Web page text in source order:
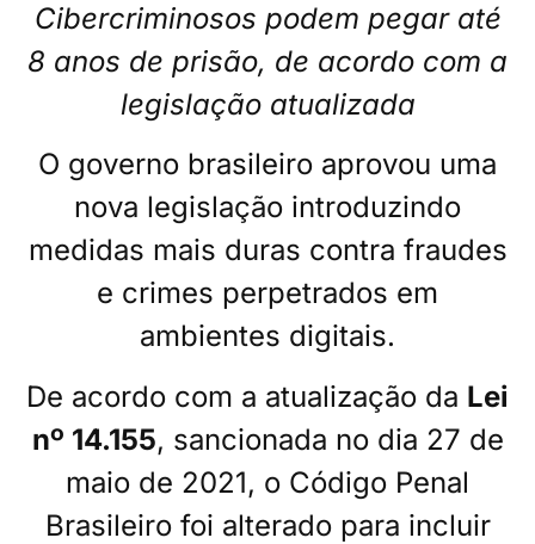
Cibercriminosos podem pegar até
8 anos de prisão, de acordo com a
legislação atualizada
O governo brasileiro aprovou uma
nova legislação introduzindo
medidas mais duras contra fraudes
e crimes perpetrados em
ambientes digitais.
De acordo com a atualização da Lei
nº 14.155, sancionada no dia 27 de
maio de 2021, o Código Penal
Brasileiro foi alterado para incluir